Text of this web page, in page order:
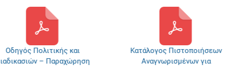
Οδηγός Πολιτικής και
– Παραχώρηση
Κατάλογος Πιστοποιήσεων
Αναγνωρισμένων για